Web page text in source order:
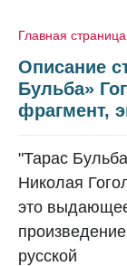
Главная страница
Описание
Бульба»
фрагмент,
"Тарас
Николая
это
произведение
русской